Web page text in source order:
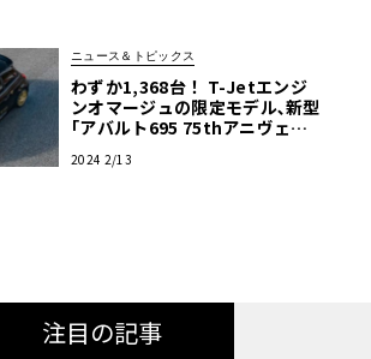
ニュース＆トピックス
わずか1,368台！ T-Jetエンジ
ンオマージュの限定モデル､新型
｢アバルト695 75thアニヴェル
2024 2/13
注目の記事